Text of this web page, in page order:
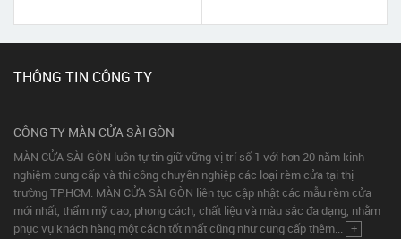
THÔNG TIN CÔNG TY
CÔNG TY MÀN CỬA SÀI GÒN
MÀN CỬA SÀI GÒN luôn tự tin giữ vững vị trí số 1 với hơn 20 năm kinh
nghiệm cung cấp và thi công chuyên nghiệp các loại rèm cửa tại thị
trường TP.HCM. MÀN CỬA SÀI GÒN liên tục cập nhật các mẫu rèm cửa
mới nhất, thẩm mỹ cao, phong cách, chất liệu và màu sắc đa dạng, nhằm
phục vụ khách hàng một cách tốt nhất cũng như cung cấp thêm... +